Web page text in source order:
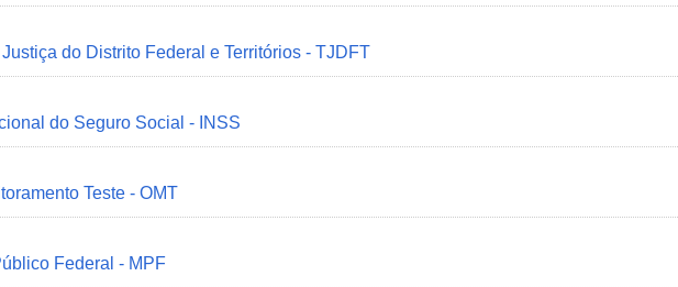
do Distrito Federal e Territórios - TJDFT
do Seguro Social - INSS
Teste - OMT
Federal - MPF